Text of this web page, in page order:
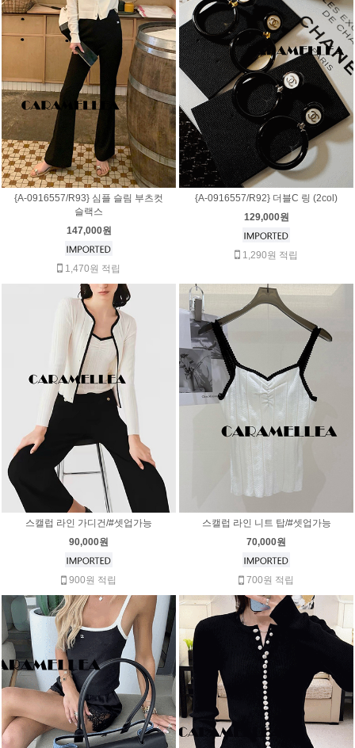
{A-0916557/R93} 심플 슬림 부츠컷
슬랙스
147,000원
1,470원 적립
{A-0916557/R92} 더블C 링 (2col)
129,000원
1,290원 적립
스캘럽 라인 가디건/#셋업가능
90,000원
900원 적립
스캘럽 라인 니트 탑/#셋업가능
70,000원
700원 적립